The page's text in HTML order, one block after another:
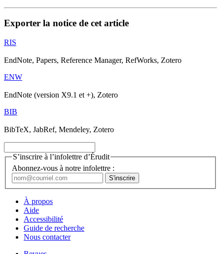
Exporter la notice de cet article
RIS
EndNote, Papers, Reference Manager, RefWorks, Zotero
ENW
EndNote (version X9.1 et +), Zotero
BIB
BibTeX, JabRef, Mendeley, Zotero
S’inscrire à l’infolettre d’Érudit
Abonnez-vous à notre infolettre :
À propos
Aide
Accessibilité
Guide de recherche
Nous contacter